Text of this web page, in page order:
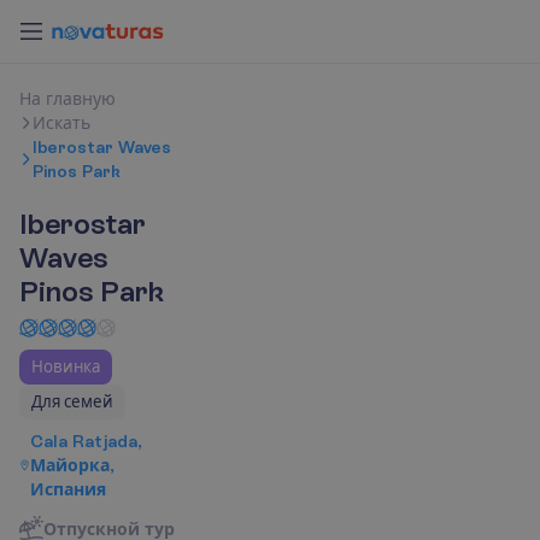
На главную
Искать
Iberostar Waves
Pinos Park
Iberostar
Waves
Pinos Park
Новинка
Для семей
Cala Ratjada,
Майорка,
Испания
Отпускной тур